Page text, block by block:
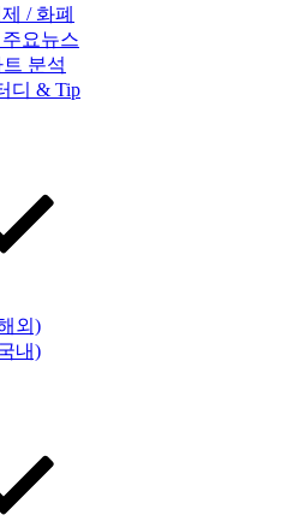
/ 화폐
주요뉴스
트 분석
디 & Tip
외)
내)